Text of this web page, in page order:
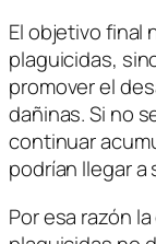
El objetivo final
plaguicidas,
promover el
dañinas. Si no
continuar
podrían llegar a
Por esa razón